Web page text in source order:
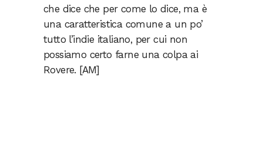
che dice che per come lo dice, ma è
una caratteristica comune a un po’
tutto l’indie italiano, per cui non
possiamo certo farne una colpa ai
Rovere. [AM]